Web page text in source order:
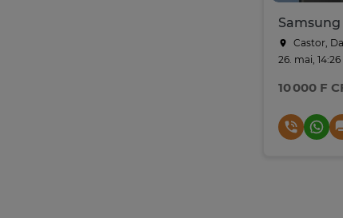
Castor,
26. mai, 14:26
10 000 F